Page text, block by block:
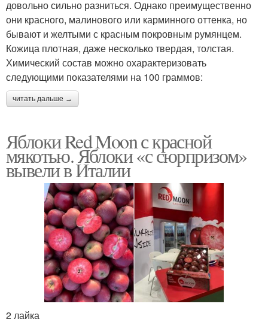
довольно сильно разниться. Однако преимущественно
они красного, малинового или карминного оттенка, но
бывают и желтыми с красным покровным румянцем.
Кожица плотная, даже несколько твердая, толстая.
Химический состав можно охарактеризовать
следующими показателями на 100 граммов:
читать дальше →
Яблоки Red Moon с красной
мякотью. Яблоки «с сюрпризом»
вывели в Италии
2 лайка